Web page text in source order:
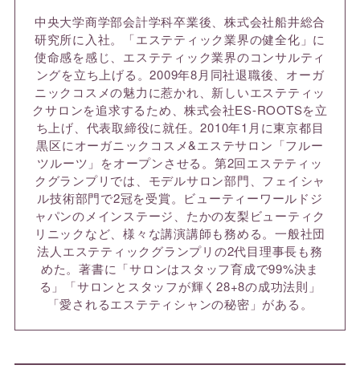
中央大学商学部会計学科卒業後、株式会社船井総合
研究所に入社。「エステティック業界の健全化」に
使命感を感じ、エステティック業界のコンサルティ
ングを立ち上げる。2009年8月同社退職後、オーガ
ニックコスメの魅力に惹かれ、新しいエステティッ
クサロンを追求するため、株式会社ES-ROOTSを立
ち上げ、代表取締役に就任。2010年1月に東京都目
黒区にオーガニックコスメ&エステサロン「フルー
ツルーツ」をオープンさせる。第2回エステティッ
クグランプリでは、モデルサロン部門、フェイシャ
ル技術部門で2冠を受賞。ビューティーワールドジ
ャパンのメインステージ、たかの友梨ビューティク
リニックなど、様々な講演講師も務める。一般社団
法人エステティックグランプリの2代目理事長も務
めた。著書に「サロンはスタッフ育成で99%決ま
る」「サロンとスタッフが輝く28+8の成功法則」
「愛されるエステティシャンの秘密」がある。